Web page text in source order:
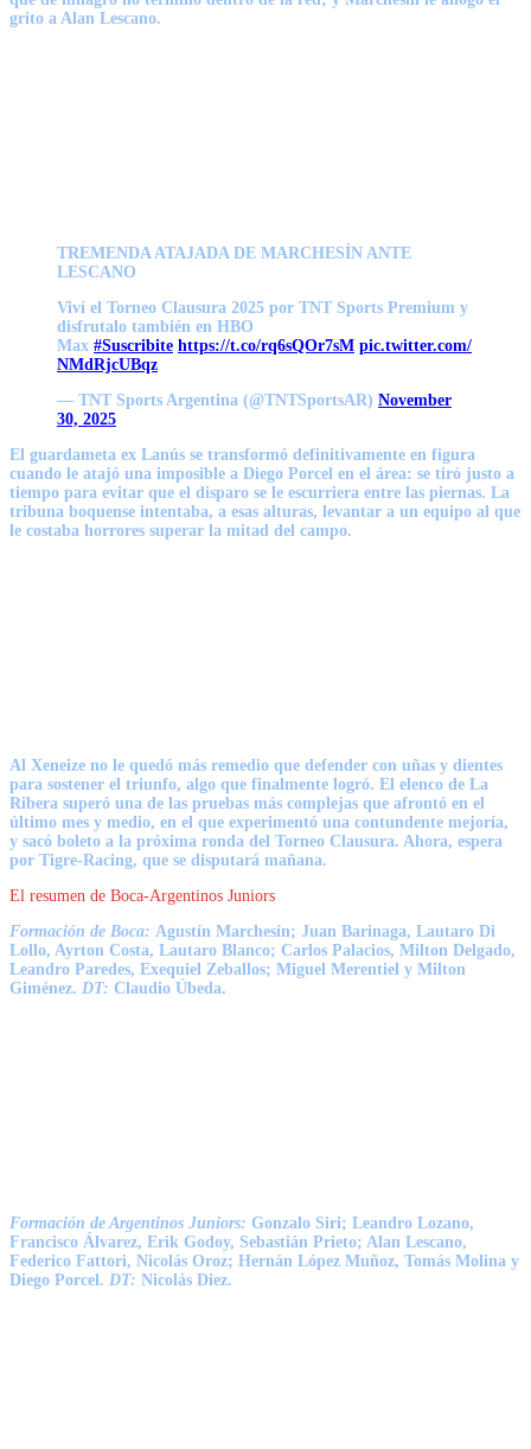
grito a Alan Lescano.
TREMENDA ATAJADA DE MARCHESÍN ANTE
LESCANO
Viví el Torneo Clausura 2025 por TNT Sports Premium y
disfrutalo también en HBO
Max #Suscribite https://t.co/rq6sQOr7sM pic.twitter.com/
NMdRjcUBqz
— TNT Sports Argentina (@TNTSportsAR) November
30, 2025
El guardameta ex Lanús se transformó definitivamente en figura
cuando le atajó una imposible a Diego Porcel en el área: se tiró justo a
tiempo para evitar que el disparo se le escurriera entre las piernas. La
tribuna boquense intentaba, a esas alturas, levantar a un equipo al que
le costaba horrores superar la mitad del campo.
Al Xeneize no le quedó más remedio que defender con uñas y dientes
para sostener el triunfo, algo que finalmente logró. El elenco de La
Ribera superó una de las pruebas más complejas que afrontó en el
último mes y medio, en el que experimentó una contundente mejoría,
y sacó boleto a la próxima ronda del Torneo Clausura. Ahora, espera
por Tigre-Racing, que se disputará mañana.
El resumen de Boca-Argentinos Juniors
Formación de Boca: Agustín Marchesín; Juan Barinaga, Lautaro Di
Lollo, Ayrton Costa, Lautaro Blanco; Carlos Palacios, Milton Delgado,
Leandro Paredes, Exequiel Zeballos; Miguel Merentiel y Milton
Giménez. DT: Claudio Úbeda.
Formación de Argentinos Juniors: Gonzalo Siri; Leandro Lozano,
Francisco Álvarez, Erik Godoy, Sebastián Prieto; Alan Lescano,
Federico Fattori, Nicolás Oroz; Hernán López Muñoz, Tomás Molina y
Diego Porcel. DT: Nicolás Diez.